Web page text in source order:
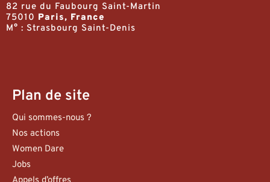
82 rue du Faubourg Saint-Martin
75010 Paris, France
M° : Strasbourg Saint-Denis
Plan de site
Qui sommes-nous ?
Nos actions
Women Dare
Jobs